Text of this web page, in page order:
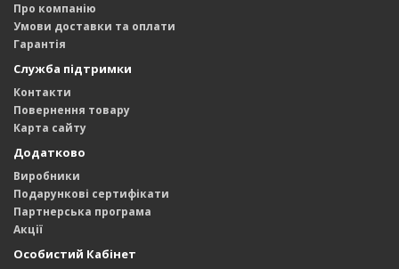
Про компанію
Умови доставки та оплати
Гарантія
Служба підтримки
Контакти
Повернення товару
Карта сайту
Додатково
Виробники
Подарункові сертифікати
Партнерська програма
Акції
Особистий Кабінет